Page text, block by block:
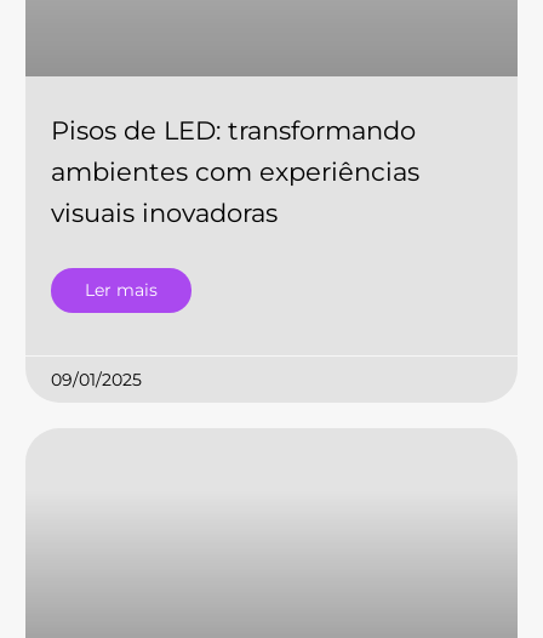
Pisos de LED: transformando
ambientes com experiências
visuais inovadoras
Ler mais
09/01/2025